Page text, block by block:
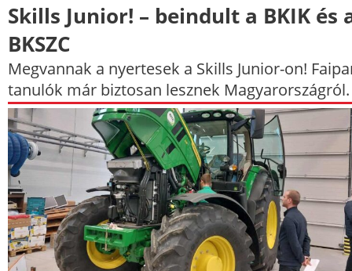
Skills Junior! – beindult a BKIK és
BKSZC
Megvannak a nyertesek a Skills Junior-on!
tanulók már biztosan lesznek Magyarországról.